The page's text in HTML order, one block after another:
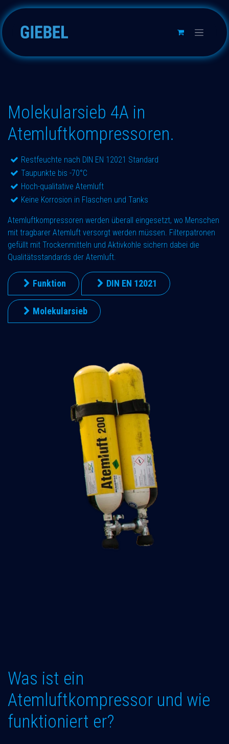
Skip to Content
Molekularsieb 4A in
Atemluftkompressoren.
Restfeuchte nach DIN EN 12021 Standard
Taupunkte bis -70°C
Hoch-qualitative Atemluft
Keine Korrosion in Flaschen und Tanks
Atemluftkompressoren werden überall eingesetzt, wo Menschen
mit tragbarer Atemluft versorgt werden müssen. Filterpatronen
gefüllt mit Trockenmitteln und Aktivkohle sichern dabei die
Qualitätsstandards der Atemluft.
Funktion DIN EN 12021
Molekularsieb
Was ist ein
Atemluftkompressor und wie
funktioniert er?